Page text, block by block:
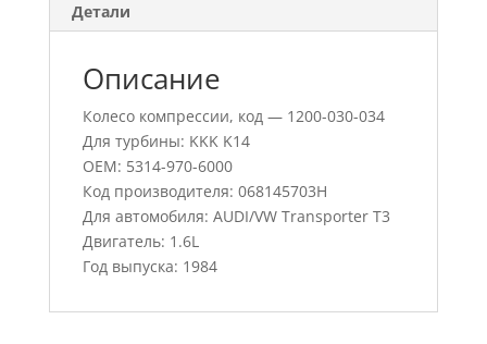
Детали
Описание
Колесо компрессии, код — 1200-030-034
Для турбины: KKK K14
OEM: 5314-970-6000
Код производителя: 068145703H
Для автомобиля: AUDI/VW Transporter T3
Двигатель: 1.6L
Год выпуска: 1984